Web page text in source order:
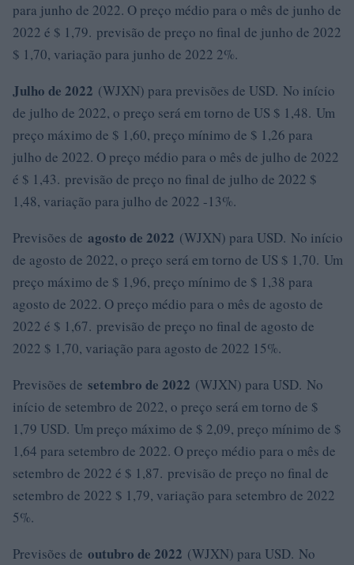
para junho de 2022. O preço médio para o mês de junho de
2022 é $ 1,79. previsão de preço no final de junho de 2022
$ 1,70, variação para junho de 2022 2%.
Julho de 2022 (WJXN) para previsões de USD. No início
de julho de 2022, o preço será em torno de US $ 1,48. Um
preço máximo de $ 1,60, preço mínimo de $ 1,26 para
julho de 2022. O preço médio para o mês de julho de 2022
é $ 1,43. previsão de preço no final de julho de 2022 $
1,48, variação para julho de 2022 -13%.
Previsões de agosto de 2022 (WJXN) para USD. No início
de agosto de 2022, o preço será em torno de US $ 1,70. Um
preço máximo de $ 1,96, preço mínimo de $ 1,38 para
agosto de 2022. O preço médio para o mês de agosto de
2022 é $ 1,67. previsão de preço no final de agosto de
2022 $ 1,70, variação para agosto de 2022 15%.
Previsões de setembro de 2022 (WJXN) para USD. No
início de setembro de 2022, o preço será em torno de $
1,79 USD. Um preço máximo de $ 2,09, preço mínimo de $
1,64 para setembro de 2022. O preço médio para o mês de
setembro de 2022 é $ 1,87. previsão de preço no final de
setembro de 2022 $ 1,79, variação para setembro de 2022
5%.
Previsões de outubro de 2022 (WJXN) para USD. No